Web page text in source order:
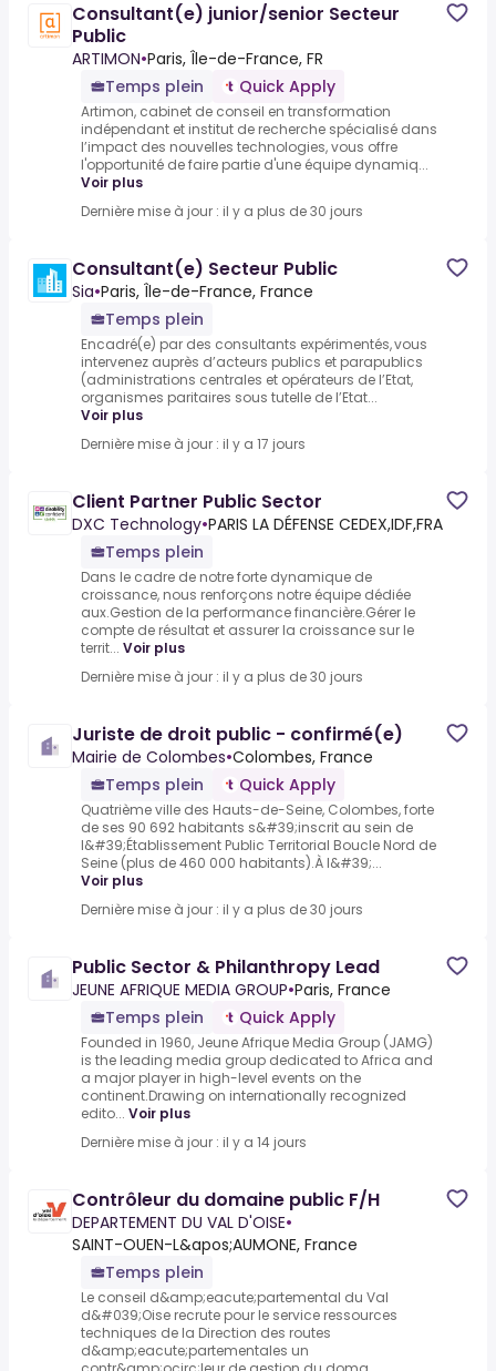
Consultant(e) junior/senior Secteur
Public
ARTIMON•Paris, Île-de-France, FR
Temps plein
Quick Apply
Artimon, cabinet de conseil en transformation
indépendant et institut de recherche spécialisé dans
l’impact des nouvelles technologies, vous offre
l'opportunité de faire partie d'une équipe dynamiq...
Voir plus
Dernière mise à jour : il y a plus de 30 jours
Consultant(e) Secteur Public
Sia•Paris, Île-de-France, France
Temps plein
Encadré(e) par des consultants expérimentés, vous
intervenez auprès d’acteurs publics et parapublics
(administrations centrales et opérateurs de l’Etat,
organismes paritaires sous tutelle de l’Etat...
Voir plus
Dernière mise à jour : il y a 17 jours
Client Partner Public Sector
DXC Technology•PARIS LA DÉFENSE CEDEX,IDF,FRA
Temps plein
Dans le cadre de notre forte dynamique de
croissance, nous renforçons notre équipe dédiée
aux.Gestion de la performance financière.Gérer le
compte de résultat et assurer la croissance sur le
territ... Voir plus
Dernière mise à jour : il y a plus de 30 jours
Juriste de droit public - confirmé(e)
Mairie de Colombes•Colombes, France
Temps plein
Quick Apply
Quatrième ville des Hauts-de-Seine, Colombes, forte
de ses 90 692 habitants s&#39;inscrit au sein de
l&#39;Établissement Public Territorial Boucle Nord de
Seine (plus de 460 000 habitants).À l&#39;...
Voir plus
Dernière mise à jour : il y a plus de 30 jours
Public Sector & Philanthropy Lead
JEUNE AFRIQUE MEDIA GROUP•Paris, France
Temps plein
Quick Apply
Founded in 1960, Jeune Afrique Media Group (JAMG)
is the leading media group dedicated to Africa and
a major player in high-level events on the
continent.Drawing on internationally recognized
edito... Voir plus
Dernière mise à jour : il y a 14 jours
Contrôleur du domaine public F/H
DEPARTEMENT DU VAL D'OISE•
SAINT-OUEN-L&apos;AUMONE, France
Temps plein
Le conseil d&amp;eacute;partemental du Val
d&#039;Oise recrute pour le service ressources
techniques de la Direction des routes
d&amp;eacute;partementales un